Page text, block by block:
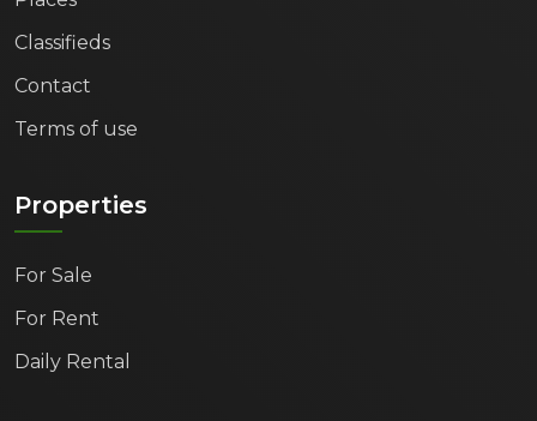
Classifieds
Contact
Terms of use
Properties
For Sale
For Rent
Daily Rental